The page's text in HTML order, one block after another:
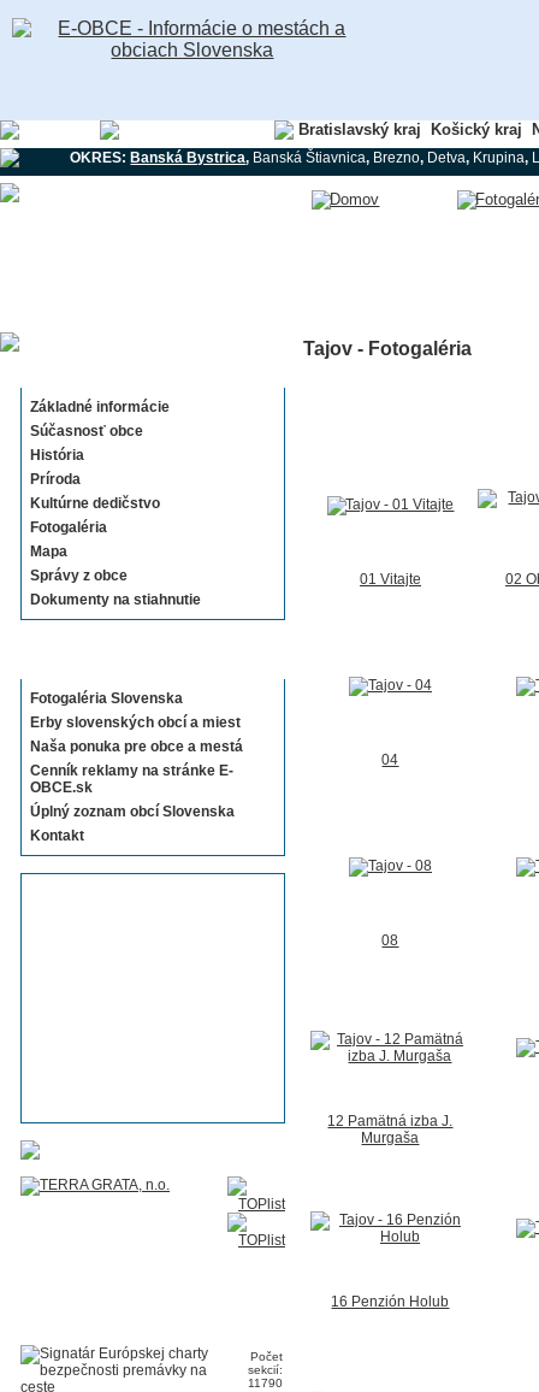
Bratislavský kraj Košický kraj
OKRES: Banská Bystrica, Banská Štiavnica, Brezno, Detva, Krupina,
Základné informácie
Súčasnosť obce
História
Príroda
Kultúrne dedičstvo
Fotogaléria
Mapa
Správy z obce
Dokumenty na stiahnutie
Fotogaléria Slovenska
Erby slovenských obcí a miest
Naša ponuka pre obce a mestá
Cenník reklamy na stránke E-
OBCE.sk
Úplný zoznam obcí Slovenska
Kontakt
Počet
sekcií:
11790
Tajov - Fotogaléria
01 Vitajte 02
04
08
12 Pamätná izba J.
Murgaša
16 Penzión Holub